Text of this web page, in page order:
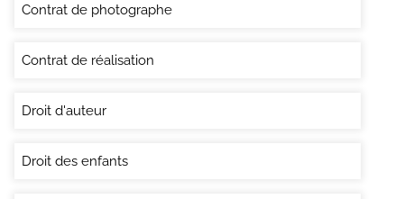
Contrat de photographe
Contrat de réalisation
Droit d'auteur
Droit des enfants